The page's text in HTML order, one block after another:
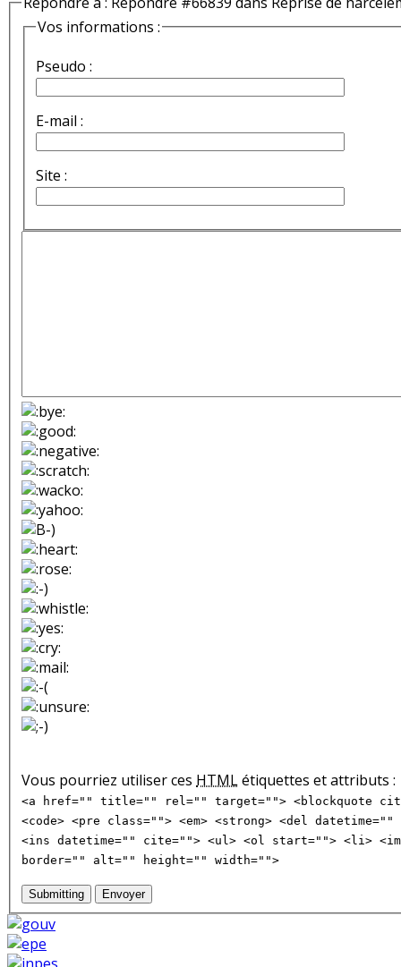
Vos informations :
Pseudo :
E-mail :
Site :
Vous pourriez utiliser ces HTMLétiquettes et attributs :
<a href="" title="" rel="" target=""> <blockquote
<code> <pre class=""> <em> <strong> <del
<ins datetime="" cite=""> <ul> <ol start=""> <li>
border="" alt="" height="" width="">
Submitting Envoyer